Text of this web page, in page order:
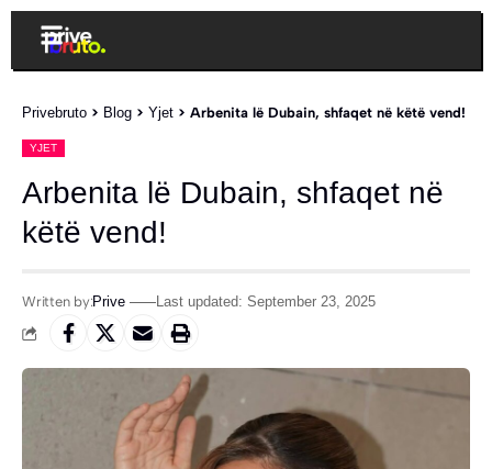
Privebruto > Blog > Yjet > Arbenita lë Dubain, shfaqet në këtë vend!
YJET
Arbenita lë Dubain, shfaqet në
këtë vend!
Written by:Prive Last updated: September 23, 2025